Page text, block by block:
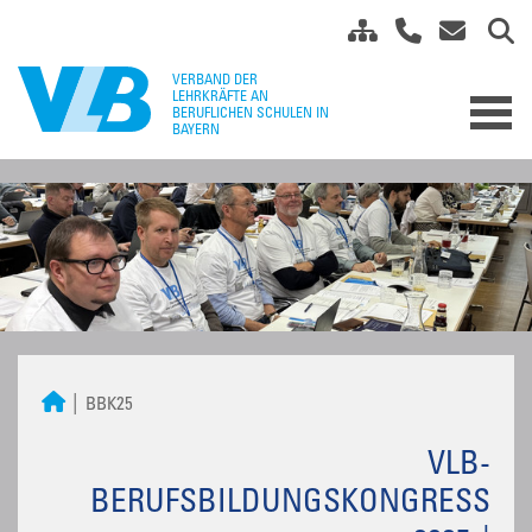
BBK25
VLB-
BERUFSBILDUNGSKONGRESS